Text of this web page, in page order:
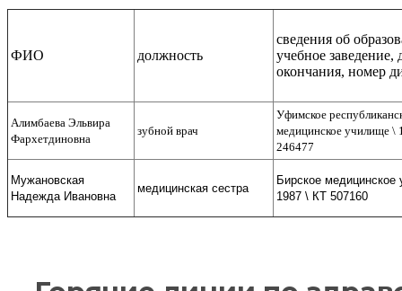
ФИО должность
сведения об
учебное заведение,
окончания, номер
Алимбаева Эльвира
Фархетдиновна
зубной врач
Уфимское
медицинское училище \
246477
Мужановская
Надежда Ивановна
медицинская сестра
Бирское
1987 \ КТ 507160